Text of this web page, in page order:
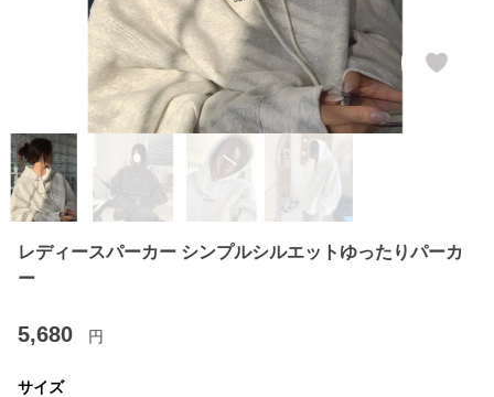
レディースパーカー シンプルシルエットゆったりパーカ
ー
5,680 円
サイズ